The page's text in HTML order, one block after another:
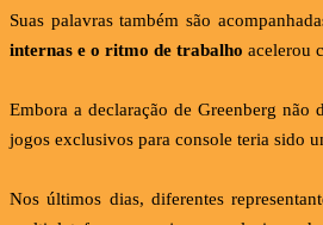
Suas palavras também são
internas e o ritmo de trabalho acelerou
Embora a declaração de Greenberg
jogos exclusivos para console teria sido
Nos últimos dias, diferentes